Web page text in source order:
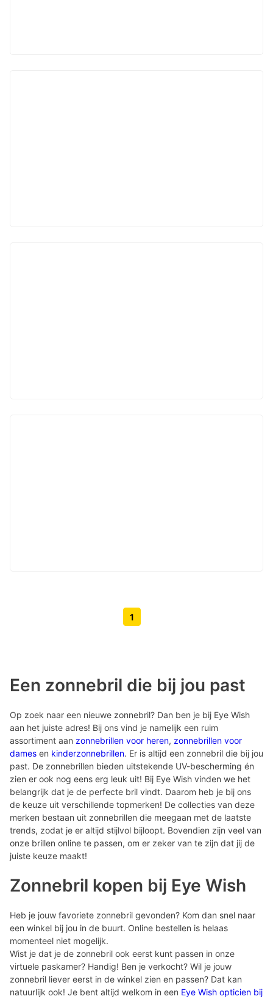
Vorige pagina knop
1
Een zonnebril die bij jou past
Op zoek naar een nieuwe zonnebril? Dan ben je bij Eye Wish
aan het juiste adres! Bij ons vind je namelijk een ruim
assortiment aan zonnebrillen voor heren, zonnebrillen voor
dames en kinderzonnebrillen. Er is altijd een zonnebril die bij jou
past. De zonnebrillen bieden uitstekende UV-bescherming én
zien er ook nog eens erg leuk uit! Bij Eye Wish vinden we het
belangrijk dat je de perfecte bril vindt. Daarom heb je bij ons
de keuze uit verschillende topmerken! De collecties van deze
merken bestaan uit zonnebrillen die meegaan met de laatste
trends, zodat je er altijd stijlvol bijloopt. Bovendien zijn veel van
onze brillen online te passen, om er zeker van te zijn dat jij de
juiste keuze maakt!
Zonnebril kopen bij Eye Wish
Heb je jouw favoriete zonnebril gevonden? Kom dan snel naar
een winkel bij jou in de buurt. Online bestellen is helaas
momenteel niet mogelijk.
Wist je dat je de zonnebril ook eerst kunt passen in onze
virtuele paskamer? Handig! Ben je verkocht? Wil je jouw
zonnebril liever eerst in de winkel zien en passen? Dat kan
natuurlijk ook! Je bent altijd welkom in een Eye Wish opticien bij